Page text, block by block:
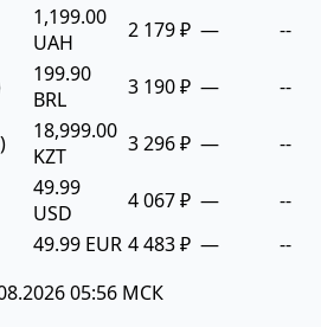
1,199.00
UAH
2 179 ₽ — --
199.90
BRL
3 190 ₽ — --
18,999.00
KZT
3 296 ₽ — --
49.99
USD
4 067 ₽ —
--
49.99 EUR 4 483 ₽ —
--
05:56 МСК